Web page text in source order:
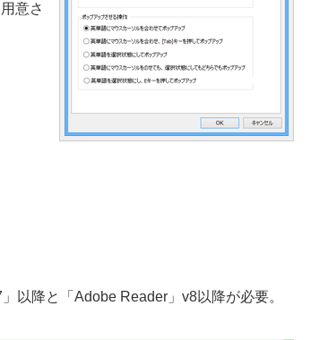
意さ
以降と「Adobe Reader」v8以降が必要。